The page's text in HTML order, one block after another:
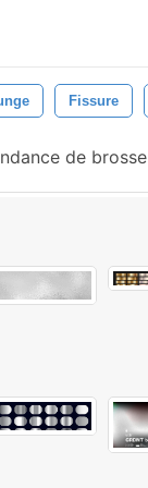
Fissure
de brosse